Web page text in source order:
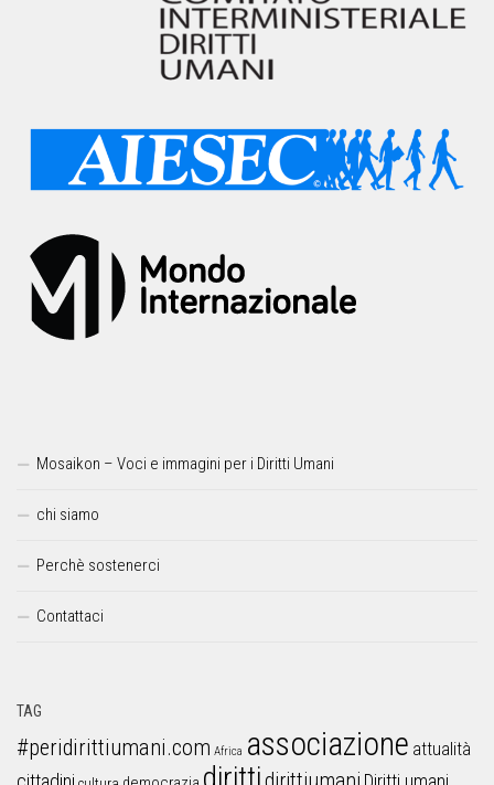
Mosaikon – Voci e immagini per i Diritti Umani
chi siamo
Perchè sostenerci
Contattaci
TAG
#peridirittiumani.com Africa associazione attualità